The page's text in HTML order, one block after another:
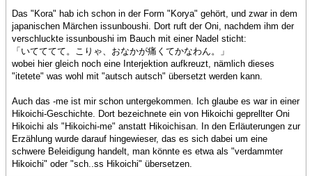
Das "Kora" hab ich schon in der Form "Korya" gehört, und zwar in dem
japanischen Märchen issunboushi. Dort ruft der Oni, nachdem ihm der
verschluckte issunboushi im Bauch mit einer Nadel sticht:
「いてててて。こりゃ、おなかが痛くてかなわん。」
wobei hier gleich noch eine Interjektion aufkreuzt, nämlich dieses
"itetete" was wohl mit "autsch autsch" übersetzt werden kann.
Auch das -me ist mir schon untergekommen. Ich glaube es war in einer
Hikoichi-Geschichte. Dort bezeichnete ein von Hikoichi geprellter Oni
Hikoichi als "Hikoichi-me" anstatt Hikoichisan. In den Erläuterungen zur
Erzählung wurde darauf hingewieser, das es sich dabei um eine
schwere Beleidigung handelt, man könnte es etwa als "verdammter
Hikoichi" oder "sch..ss Hikoichi" übersetzen.